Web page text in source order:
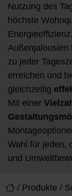
/ Produkte /
Nutzung des
höchste
Außenjalousien
zu jeder
erreichen und
gleichzeitig
Mit einer
Wahl für jeden,
und